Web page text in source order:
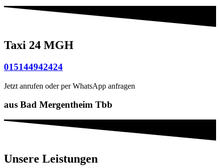
Taxi 24 MGH
015144942424
Jetzt anrufen oder per WhatsApp anfragen
aus Bad Mergentheim Tbb
Unsere Leistungen